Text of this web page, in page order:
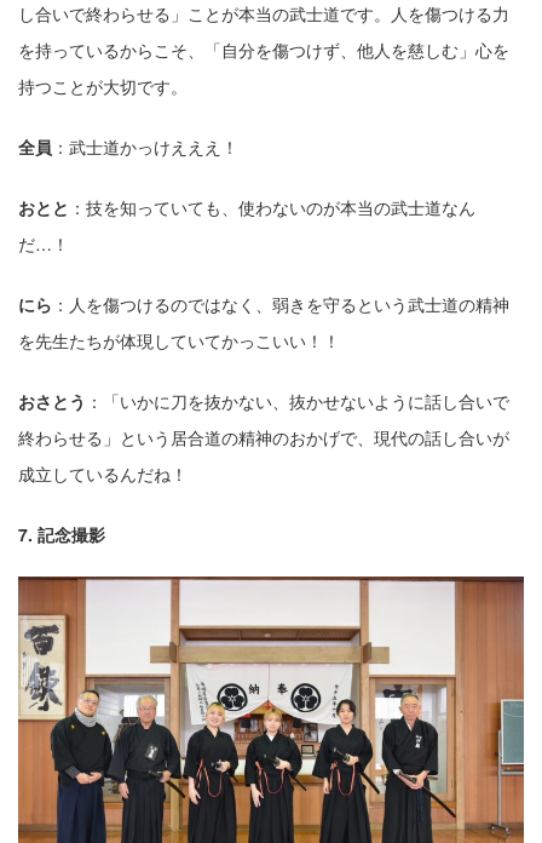
し合いで終わらせる」ことが本当の武⼠道です。⼈を傷つける⼒
を持っているからこそ、「⾃分を傷つけず、他⼈を慈しむ」⼼を
持つことが⼤切です。
全員 ：武⼠道かっけえええ！
おとと ：技を知っていても、使わないのが本当の武⼠道なん
だ…！
にら ：⼈を傷つけるのではなく、弱きを守るという武⼠道の精神
を先⽣たちが体現していてかっこいい！！
おさとう ：「いかに⼑を抜かない、抜かせないように話し合いで
終わらせる」という居合道の精神のおかげで、現代の話し合いが
成⽴しているんだね！
7. 記念撮影